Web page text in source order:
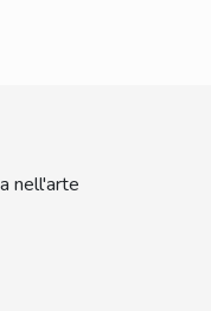
nell'arte